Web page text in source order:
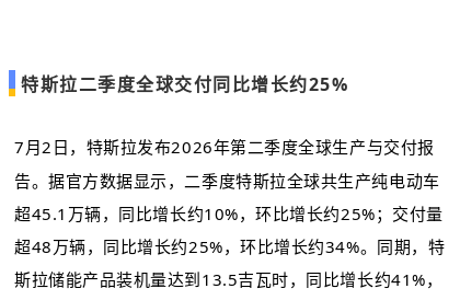
特斯拉二季度全球交付同比增长约25%
7月2日，特斯拉发布2026年第二季度全球生产与交付报
告。据官方数据显示，二季度特斯拉全球共生产纯电动车
超45.1万辆，同比增长约10%，环比增长约25%；交付量
超48万辆，同比增长约25%，环比增长约34%。同期，特
斯拉储能产品装机量达到13.5吉瓦时，同比增长约41%，